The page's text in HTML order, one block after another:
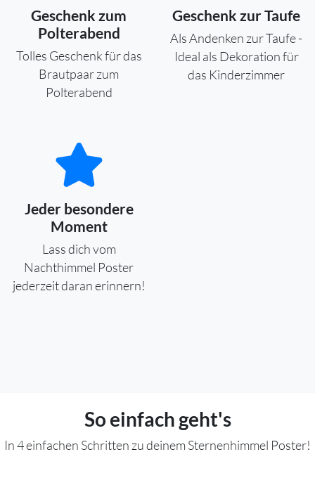
Geschenk zum
Polterabend
Tolles Geschenk für das
Brautpaar zum
Polterabend
Geschenk zur Taufe
Als Andenken zur Taufe -
Ideal als Dekoration für
das Kinderzimmer
Jeder besondere
Moment
Lass dich vom
Nachthimmel Poster
jederzeit daran erinnern!
So einfach geht's
In 4 einfachen Schritten zu deinem Sternenhimmel Poster!